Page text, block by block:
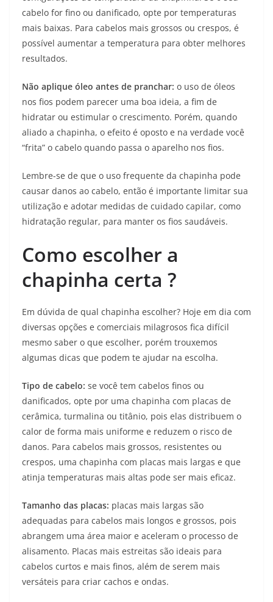
cabelo for fino ou danificado, opte por temperaturas
mais baixas. Para cabelos mais grossos ou crespos, é
possível aumentar a temperatura para obter melhores
resultados.
Não aplique óleo antes de pranchar: o uso de óleos
nos fios podem parecer uma boa ideia, a fim de
hidratar ou estimular o crescimento. Porém, quando
aliado a chapinha, o efeito é oposto e na verdade você
“frita” o cabelo quando passa o aparelho nos fios.
Lembre-se de que o uso frequente da chapinha pode
causar danos ao cabelo, então é importante limitar sua
utilização e adotar medidas de cuidado capilar, como
hidratação regular, para manter os fios saudáveis.
Como escolher a
chapinha certa ?
Em dúvida de qual chapinha escolher? Hoje em dia com
diversas opções e comerciais milagrosos fica difícil
mesmo saber o que escolher, porém trouxemos
algumas dicas que podem te ajudar na escolha.
Tipo de cabelo: se você tem cabelos finos ou
danificados, opte por uma chapinha com placas de
cerâmica, turmalina ou titânio, pois elas distribuem o
calor de forma mais uniforme e reduzem o risco de
danos. Para cabelos mais grossos, resistentes ou
crespos, uma chapinha com placas mais largas e que
atinja temperaturas mais altas pode ser mais eficaz.
Tamanho das placas: placas mais largas são
adequadas para cabelos mais longos e grossos, pois
abrangem uma área maior e aceleram o processo de
alisamento. Placas mais estreitas são ideais para
cabelos curtos e mais finos, além de serem mais
versáteis para criar cachos e ondas.